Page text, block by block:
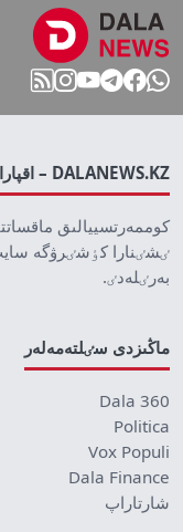
DALANEWS.KZ – اقپارات اگەنتتٸگٸ
كوممەرتسييالىق
ٸشٸنارا كٶشٸرۋگە
بەرٸلەدٸ.
ماڭىزدى سٸلتەمەلەر
Dala 360
Politica
Vox Populi
Dala Finance
شارتاراپ